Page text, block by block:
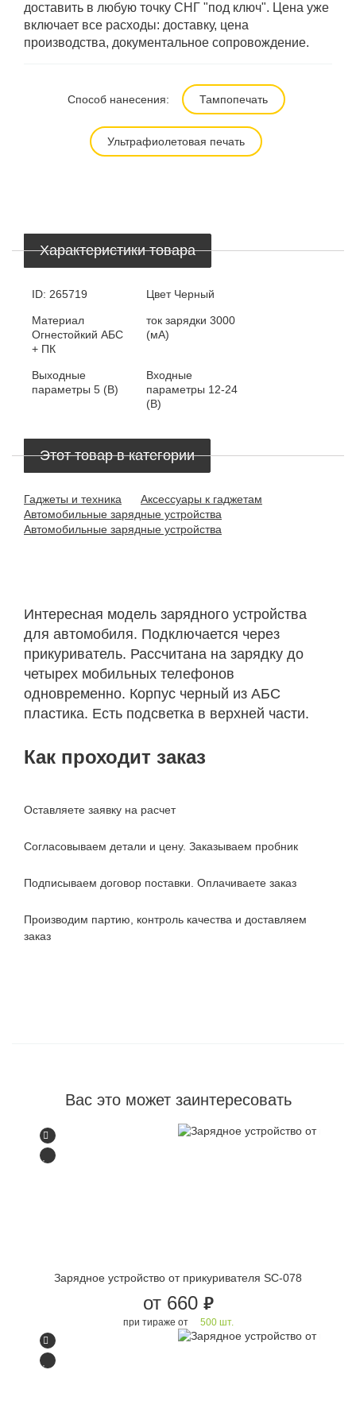
доставить в любую точку СНГ "под ключ". Цена уже
включает все расходы: доставку, цена
производства, документальное сопровождение.
Способ нанесения: Тампопечать
Ультрафиолетовая печать
Характеристики товара
ID: 265719 Цвет Черный
Материал
Огнестойкий АБС
+ ПК
ток зарядки3000
(мА)
Выходные
параметры 5 (В)
Входные
параметры 12-24
(В)
Этот товар в категории
Гаджеты и техника
Аксессуары к гаджетам
Автомобильные зарядные устройства
Автомобильные зарядные устройства
Интересная модель зарядного устройства
для автомобиля. Подключается через
прикуриватель. Рассчитана на зарядку до
четырех мобильных телефонов
одновременно. Корпус черный из АБС
пластика. Есть подсветка в верхней части.
Как проходит заказ
Оставляете заявку на расчет
Согласовываем детали и цену. Заказываем пробник
Подписываем договор поставки. Оплачиваете заказ
Производим партию, контроль качества и доставляем
заказ
Вас это может заинтересовать
Зарядное устройство от прикуривателя SC-078
от 660 руб.
при тираже от 500 шт.